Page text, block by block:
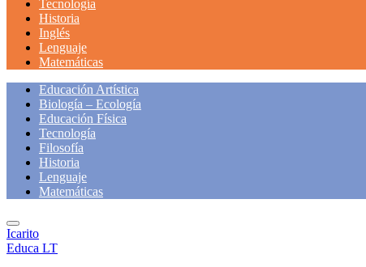
Tecnología
Historia
Inglés
Lenguaje
Matemáticas
Educación Artística
Biología – Ecología
Educación Física
Tecnología
Filosofía
Historia
Lenguaje
Matemáticas
Icarito
Educa LT